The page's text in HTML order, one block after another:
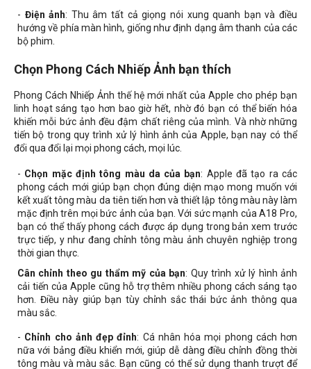
- Điện ảnh: Thu âm tất cả giọng nói xung quanh bạn và điều
hướng về phía màn hình, giống như định dạng âm thanh của các
bộ phim.
Chọn Phong Cách Nhiếp Ảnh bạn thích
Phong Cách Nhiếp Ảnh thế hệ mới nhất của Apple cho phép bạn
linh hoạt sáng tạo hơn bao giờ hết, nhờ đó bạn có thể biến hóa
khiến mỗi bức ảnh đều đậm chất riêng của mình. Và nhờ những
tiến bộ trong quy trình xử lý hình ảnh của Apple, bạn nay có thể
đổi qua đổi lại mọi phong cách, mọi lúc.
- Chọn mặc định tông màu da của bạn: Apple đã tạo ra các
phong cách mới giúp bạn chọn đúng diện mạo mong muốn với
kết xuất tông màu da tiên tiến hơn và thiết lập tông màu này làm
mặc định trên mọi bức ảnh của bạn. Với sức mạnh của A18 Pro,
bạn có thể thấy phong cách được áp dụng trong bản xem trước
trực tiếp, y như đang chỉnh tông màu ảnh chuyên nghiệp trong
thời gian thực.
Cân chỉnh theo gu thẩm mỹ của bạn: Quy trình xử lý hình ảnh
cải tiến của Apple cũng hỗ trợ thêm nhiều phong cách sáng tạo
hơn. Điều này giúp bạn tùy chỉnh sắc thái bức ảnh thông qua
màu sắc.
- Chỉnh cho ảnh đẹp đỉnh: Cá nhân hóa mọi phong cách hơn
nữa với bảng điều khiển mới, giúp dễ dàng điều chỉnh đồng thời
tông màu và màu sắc. Bạn cũng có thể sử dụng thanh trượt để